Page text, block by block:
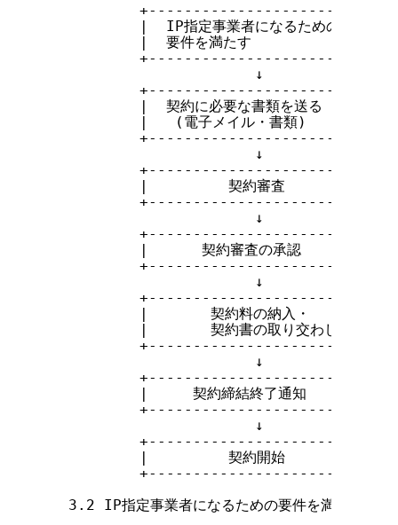
          |  IP指定事業者になるための  |
          |  要件を満たす              |
                       ↓
          |  契約に必要な書類を送る    |
          |   (電子メイル・書類)       |
                       ↓
          |         契約審査           |
                       ↓
          |      契約審査の承認        |
                       ↓
          |       契約料の納入・       |
          |       契約書の取り交わし   |
                       ↓
          |     契約締結終了通知       |
                       ↓
          |         契約開始           |
  3.2 IP指定事業者になるための要件を満たすには